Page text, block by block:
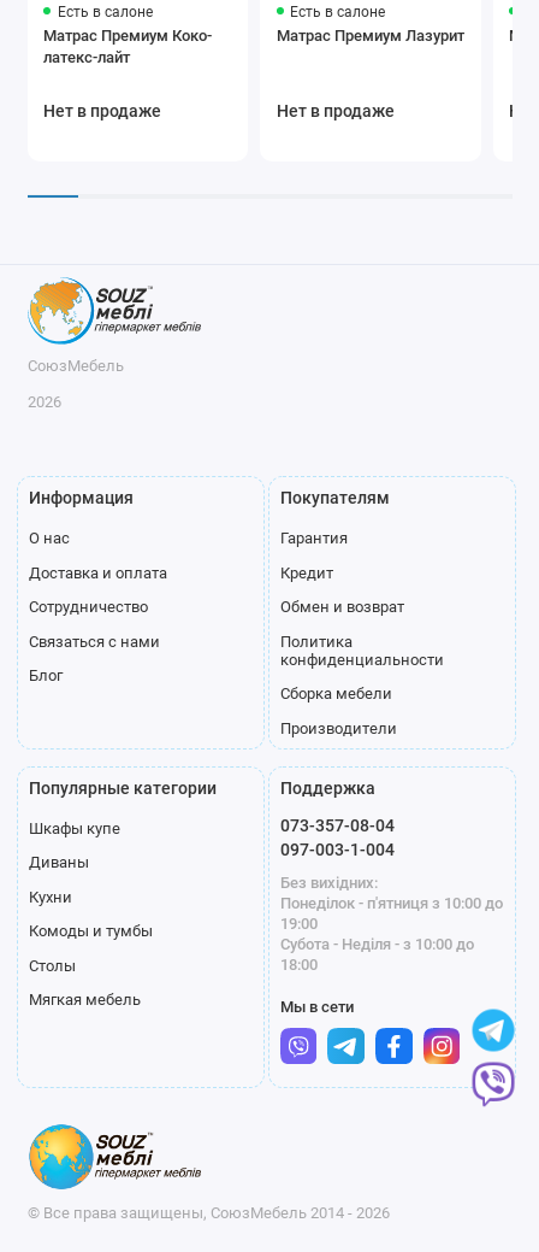
Есть в салоне
Матрас Премиум Коко-
латекс-лайт
Нет в продаже
Есть в салоне
Матрас Премиум Лазурит
Нет в продаже
СоюзМебель
2026
Информация
О нас
Доставка и оплата
Сотрудничество
Связаться с нами
Блог
Покупателям
Гарантия
Кредит
Обмен и возврат
Политика
конфиденциальности
Сборка мебели
Производители
Популярные категории
Шкафы купе
Диваны
Кухни
Комоды и тумбы
Столы
Мягкая мебель
Поддержка
073-357-08-04
097-003-1-004
Без вихідних:
Понеділок - п'ятниця з 10:00 до
19:00
Субота - Неділя - з 10:00 до
18:00
Мы в сети
© Все права защищены, СоюзМебель 2014 - 2026